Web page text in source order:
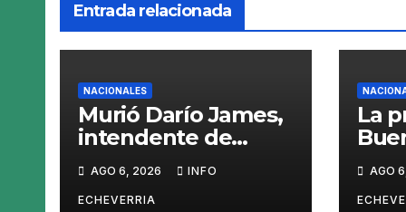
Entrada relacionada
NACIONALES
Murió Darío James,
intendente de
Gaiman
AGO 6, 2026 INFO
ECHEVERRIA
La
elAGO